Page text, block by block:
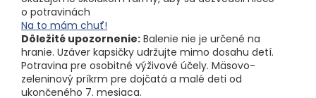
o potravinách
Na to mám chuť!
Dôležité upozornenie: Balenie nie je určené na
hranie. Uzáver kapsičky udržujte mimo dosahu detí.
Potravina pre osobitné výživové účely. Mäsovo-
zeleninový príkrm pre dojčatá a malé deti od
ukončeného 7. mesiaca.